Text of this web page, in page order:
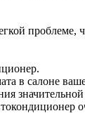
в салоне